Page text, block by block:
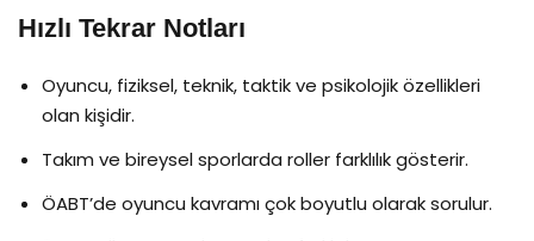
Hızlı Tekrar Notları
Oyuncu, fiziksel, teknik, taktik ve psikolojik özellikleri
olan kişidir.
Takım ve bireysel sporlarda roller farklılık gösterir.
ÖABT’de oyuncu kavramı çok boyutlu olarak sorulur.